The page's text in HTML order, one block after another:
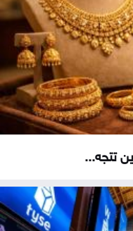
تتجه...